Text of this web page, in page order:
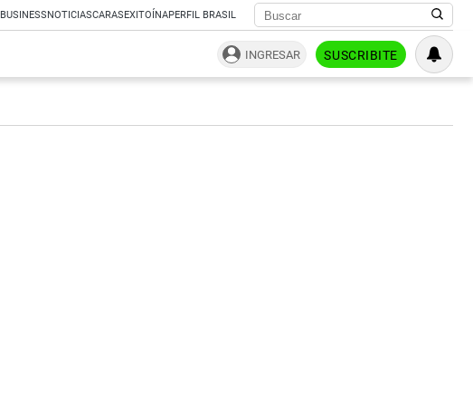
BUSINESSNOTICIASCARASEXITOÍNAPERFIL BRASIL
INGRESAR SUSCRIBITE